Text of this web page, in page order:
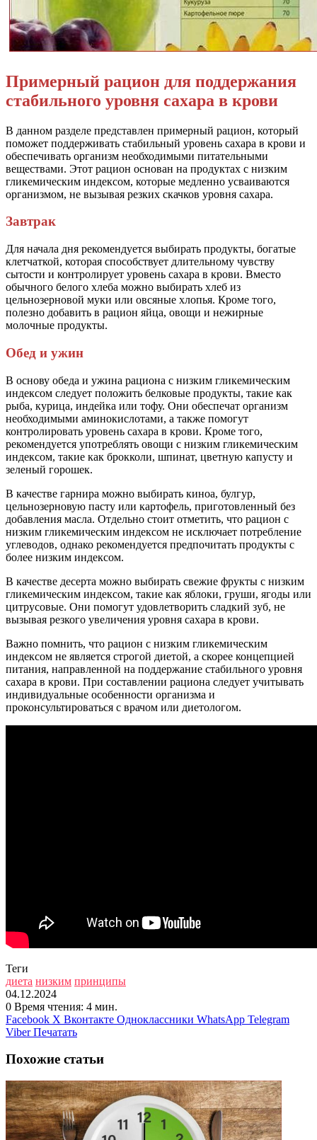
Примерный рацион для поддержания
стабильного уровня сахара в крови
В данном разделе представлен примерный рацион, который
поможет поддерживать стабильный уровень сахара в крови и
обеспечивать организм необходимыми питательными
веществами. Этот рацион основан на продуктах с низким
гликемическим индексом, которые медленно усваиваются
организмом, не вызывая резких скачков уровня сахара.
Завтрак
Для начала дня рекомендуется выбирать продукты, богатые
клетчаткой, которая способствует длительному чувству
сытости и контролирует уровень сахара в крови. Вместо
обычного белого хлеба можно выбирать хлеб из
цельнозерновой муки или овсяные хлопья. Кроме того,
полезно добавить в рацион яйца, овощи и нежирные
молочные продукты.
Обед и ужин
В основу обеда и ужина рациона с низким гликемическим
индексом следует положить белковые продукты, такие как
рыба, курица, индейка или тофу. Они обеспечат организм
необходимыми аминокислотами, а также помогут
контролировать уровень сахара в крови. Кроме того,
рекомендуется употреблять овощи с низким гликемическим
индексом, такие как брокколи, шпинат, цветную капусту и
зеленый горошек.
В качестве гарнира можно выбирать киноа, булгур,
цельнозерновую пасту или картофель, приготовленный без
добавления масла. Отдельно стоит отметить, что рацион с
низким гликемическим индексом не исключает потребление
углеводов, однако рекомендуется предпочитать продукты с
более низким индексом.
В качестве десерта можно выбирать свежие фрукты с низким
гликемическим индексом, такие как яблоки, груши, ягоды или
цитрусовые. Они помогут удовлетворить сладкий зуб, не
вызывая резкого увеличения уровня сахара в крови.
Важно помнить, что рацион с низким гликемическим
индексом не является строгой диетой, а скорее концепцией
питания, направленной на поддержание стабильного уровня
сахара в крови. При составлении рациона следует учитывать
индивидуальные особенности организма и
проконсультироваться с врачом или диетологом.
Теги
диета низким принципы
04.12.2024
0 Время чтения: 4 мин.
Facebook X Вконтакте Одноклассники WhatsApp Telegram
Viber Печатать
Похожие статьи